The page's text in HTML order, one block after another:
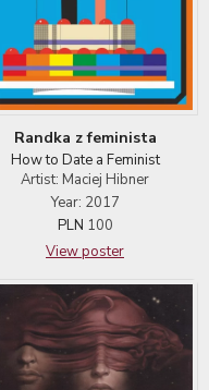
Randka z feminista
How to Date a Feminist
Artist: Maciej Hibner
Year: 2017
PLN 100
View poster